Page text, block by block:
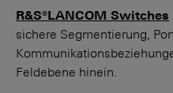
R&S®LANCOM Switches
sichere Segmen­tierung,
Feld­ebene hinein.